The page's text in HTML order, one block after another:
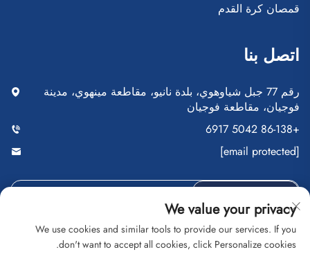
قمصان كرة القدم
اتصل بنا
رقم 77 جبل شياوهوي، بلدة نانيو، مقاطعة مينهوي، مدينة
فوجيان، مقاطعة فوجيان
+86-138 5042 6917
[email protected]
We value your privacy
We use cookies and similar tools to provide our services. If you
don't want to accept all cookies, click Personalize cookies.